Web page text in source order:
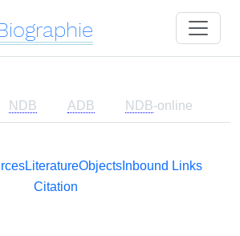
NDB ADB NDB-online
LiteratureObjects Inbound Links
Citation